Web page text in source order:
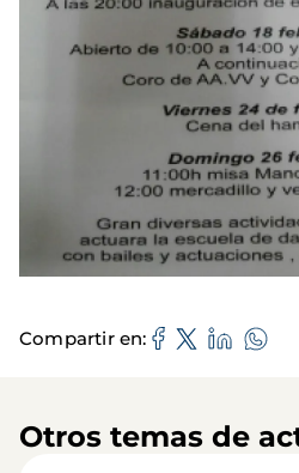
Compartir en
Otros temas de